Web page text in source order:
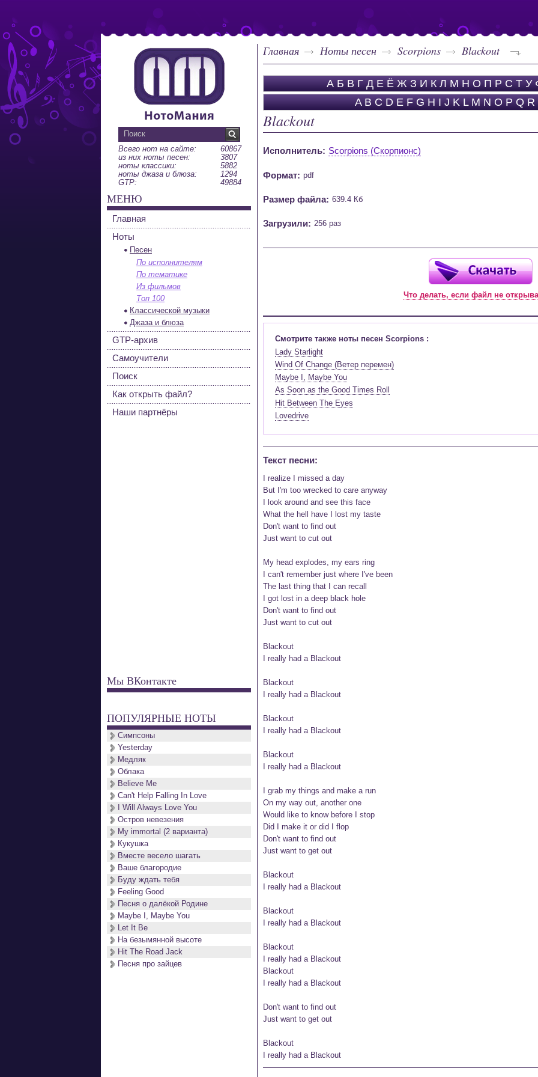
Главная Ноты песен Scorpions Blackout
А Б В Г Д Е Ё Ж З И К Л М Н О П Р С Т У
A B C D E F G H I J K L M N O P Q R
Blackout
Исполнитель: Scorpions (Скорпионс)
Формат: pdf
Размер файла: 639.4 Кб
Загрузили: 256 раз
Что делать, если файл не
Смотрите также ноты песен Scorpions :
Lady Starlight
Wind Of Change (Ветер перемен)
Maybe I, Maybe You
As Soon as the Good Times Roll
Hit Between The Eyes
Lovedrive
Текст песни:
I realize I missed a day
But I'm too wrecked to care anyway
I look around and see this face
What the hell have I lost my taste
Don't want to find out
Just want to cut out
My head explodes, my ears ring
I can't remember just where I've been
The last thing that I can recall
I got lost in a deep black hole
Don't want to find out
Just want to cut out
Blackout
I really had a Blackout
Blackout
I really had a Blackout
Blackout
I really had a Blackout
Blackout
I really had a Blackout
I grab my things and make a run
On my way out, another one
Would like to know before I stop
Did I make it or did I flop
Don't want to find out
Just want to get out
Blackout
I really had a Blackout
Blackout
I really had a Blackout
Blackout
I really had a Blackout
Blackout
I really had a Blackout
Don't want to find out
Just want to get out
Blackout
I really had a Blackout
Всего нот на сайте:
60867
из них ноты песен:
3807
ноты классики:
5882
ноты джаза и блюза:
1294
GTP:
49884
МЕНЮ
Главная
Ноты
Песен
По исполнителям
По тематике
Из фильмов
Топ 100
Классической музыки
Джаза и блюза
GTP-архив
Самоучители
Поиск
Как открыть файл?
Наши партнёры
Мы ВКонтакте
ПОПУЛЯРНЫЕ НОТЫ
Симпсоны
Yesterday
Медляк
Облака
Believe Me
Can't Help Falling In Love
I Will Always Love You
Остров невезения
My immortal (2 варианта)
Кукушка
Вместе весело шагать
Ваше благородие
Буду ждать тебя
Feeling Good
Песня о далёкой Родине
Maybe I, Maybe You
Let It Be
На безымянной высоте
Hit The Road Jack
Песня про зайцев